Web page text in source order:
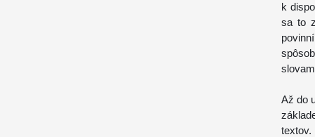
k
sa to
Až do